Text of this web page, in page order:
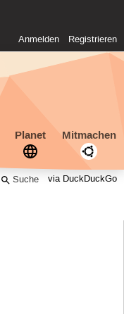
Anmelden Registrieren
Planet Mitmachen
via DuckDuckGo